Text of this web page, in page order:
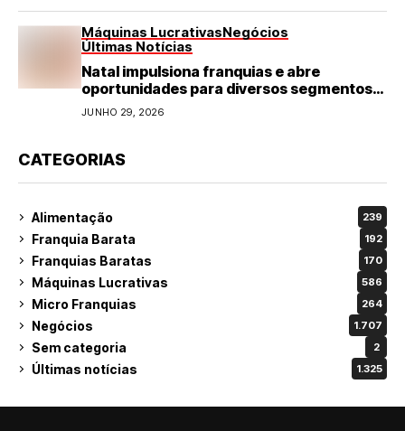
Máquinas LucrativasNegócios
Últimas Notícias
Natal impulsiona franquias e abre
oportunidades para diversos segmentos
do varejo
JUNHO 29, 2026
CATEGORIAS
Alimentação 239
Franquia Barata 192
Franquias Baratas 170
Máquinas Lucrativas 586
Micro Franquias 264
Negócios 1.707
Sem categoria 2
Últimas notícias 1.325